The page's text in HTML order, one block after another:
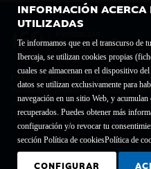
INFORMACIÓN ACERCA
UTILIZADAS
Te informamos que en el transcurso de
Ibercaja, se utilizan cookies propias
cuales se almacenan en el dispositivo
datos se utilizan exclusivamente para
navegación en un sitio Web, y
recuperados. Puedes obtener más
configuración y/o revocar tu
sección Política de cookiesPolítica de
CONFIGURAR
Fundación Bancaria Ibercaja C.I.F. G-
Inscrita en el Registro de Fundaciones
1689.
Domicilio social: Joaquín Costa, 13.
Aviso legal